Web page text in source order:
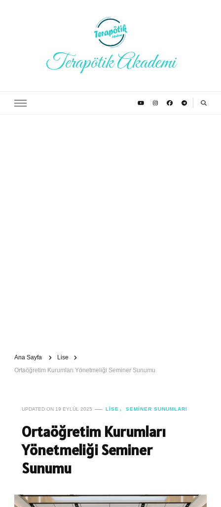
Terapötik Akademi
Ana Sayfa
Lise
Ortaöğretim Kurumları Yönetmeliği Seminer Sunumu
UPDATED ON 19 EYLÜL 2025 LISE SEMINER SUNUMLARI
Ortaöğretim Kurumları
Yönetmeliği Seminer
Sunumu